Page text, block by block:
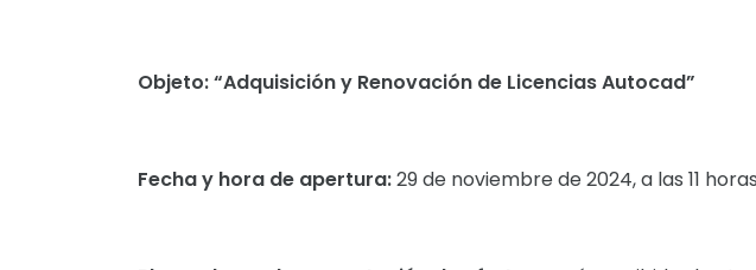
Objeto: “Adquisición y Renovación de Licencias Autocad”
Fecha y hora de apertura:29 de noviembre de 2024, a las 11